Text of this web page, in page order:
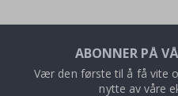
ABONNER PÅ
Vær den første til å få vite
nytte av våre